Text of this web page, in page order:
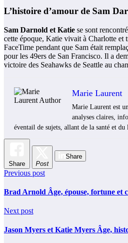
L’histoire d’amour de Sam
Sam Darnold et Katie se sont
cette époque, Katie vivait à Charlotte et
FaceTime pendant que Sam était
pour les 49ers de San Francisco. Il a
victoire des Seahawks de Seattle au
Marie Laurent
Marie Laurent est
analyses claires,
éventail de sujets, allant de la santé et
Share Post
Share
Previous post
Brad Arnold Âge, épouse, fortune et
Next post
Jason Myers et Katie Myers Âge,